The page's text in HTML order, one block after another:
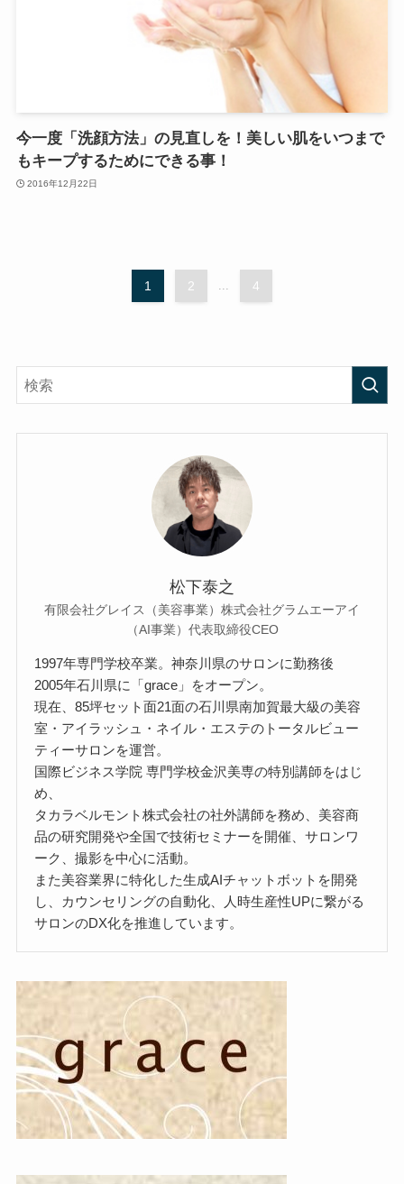
今一度「洗顔方法」の見直しを！美しい肌をいつまで
もキープするためにできる事！
2016年12月22日
1 2 ... 4
松下泰之
有限会社グレイス（美容事業）株式会社グラムエーアイ
（AI事業）代表取締役CEO
1997年専門学校卒業。神奈川県のサロンに勤務後
2005年石川県に「grace」をオープン。
現在、85坪セット面21面の石川県南加賀最大級の美容
室・アイラッシュ・ネイル・エステのトータルビュー
ティーサロンを運営。
国際ビジネス学院 専門学校金沢美専の特別講師をはじ
め、
タカラベルモント株式会社の社外講師を務め、美容商
品の研究開発や全国で技術セミナーを開催、サロンワ
ーク、撮影を中心に活動。
また美容業界に特化した生成AIチャットボットを開発
し、カウンセリングの自動化、人時生産性UPに繋がる
サロンのDX化を推進しています。